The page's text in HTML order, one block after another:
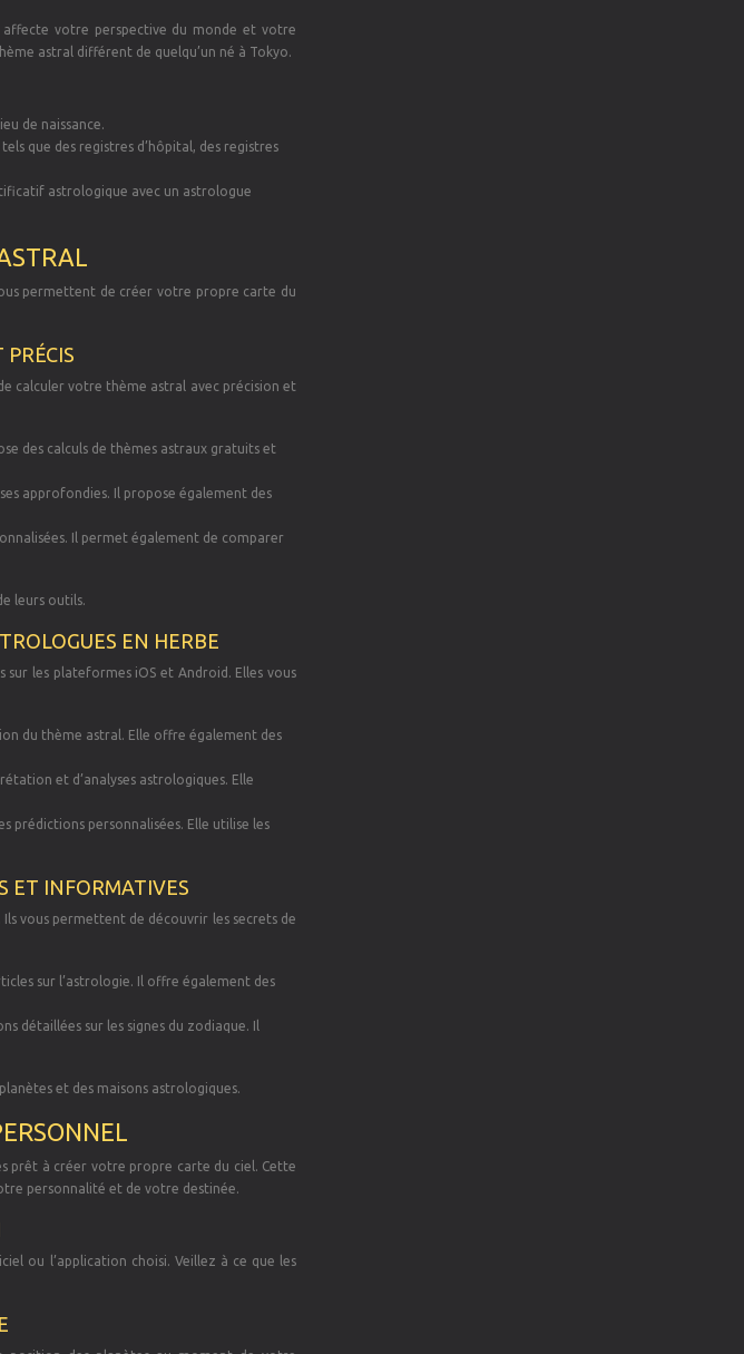
affecte votre perspective du monde et votre
astral différent de quelqu’un né à Tokyo.
de naissance.
que des registres d’hôpital, des registres
astrologique avec un astrologue
permettent de créer votre propre carte du
calculer votre thème astral avec précision et
des calculs de thèmes astraux gratuits et
approfondies. Il propose également des
Il permet également de comparer
leurs outils.
EN HERBE
sur les plateformes iOS et Android. Elles vous
du thème astral. Elle offre également des
et d’analyses astrologiques. Elle
prédictions personnalisées. Elle utilise les
ET INFORMATIVES
vous permettent de découvrir les secrets de
sur l’astrologie. Il offre également des
détaillées sur les signes du zodiaque. Il
et des maisons astrologiques.
prêt à créer votre propre carte du ciel. Cette
personnalité et de votre destinée.
ou l’application choisi. Veillez à ce que les